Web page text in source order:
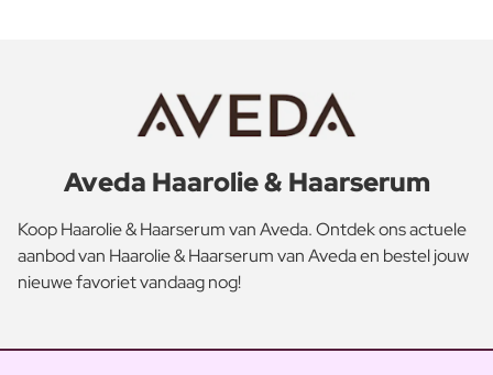
Aveda Haarolie & Haarserum
Koop Haarolie & Haarserum van Aveda. Ontdek ons actuele
aanbod van Haarolie & Haarserum van Aveda en bestel jouw
nieuwe favoriet vandaag nog!